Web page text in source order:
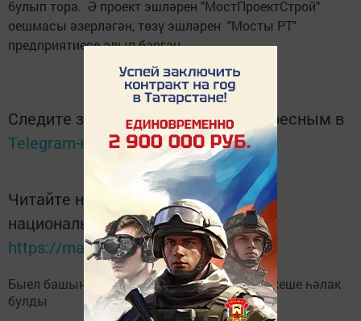
булып тора. Ә проект эшләрен "МостПроектСтрой"
оешмасы әзерләгән, төзү эшләрен "Мосты РТ"
предприятиесе алып барган.
Следите за самым важным и интересным в
Telegram-каналеТатмедиа
Читайте новости Татарстана в
национальном мессенджере MАХ:
https://max.ru/tatmedia
Быел башыннан Буа районы юлларында 6 кеше һәлак
булды